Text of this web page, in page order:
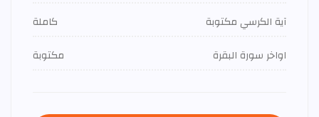
آية الكرسي مكتوبة
كاملة
اواخر سورة البقرة
مكتوبة